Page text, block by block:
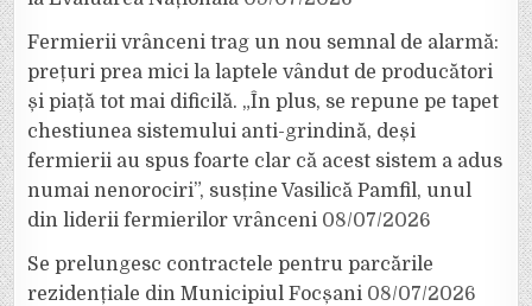
Fermierii vrânceni trag un nou semnal de alarmă:
prețuri prea mici la laptele vândut de producători
și piață tot mai dificilă. „În plus, se repune pe tapet
chestiunea sistemului anti-grindină, deși
fermierii au spus foarte clar că acest sistem a adus
numai nenorociri”, susține Vasilică Pamfil, unul
din liderii fermierilor vrânceni 08/07/2026
Se prelungesc contractele pentru parcările
rezidențiale din Municipiul Focșani 08/07/2026